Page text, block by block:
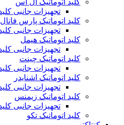
کلید اتوماتیک ال اس
تجهیزات جانبی
کلید اتوماتیک پارس فانال
تجهیزات جانبی
کلید اتوماتیک هیمل
تجهیزات جانبی
کلید اتوماتیک چینت
تجهیزات جانبی
کلید اتوماتیک اشنایدر
تجهیزات جانبی
کلید اتوماتیک زیمنس
تجهیزات جانبی
کلید اتوماتیک تکو